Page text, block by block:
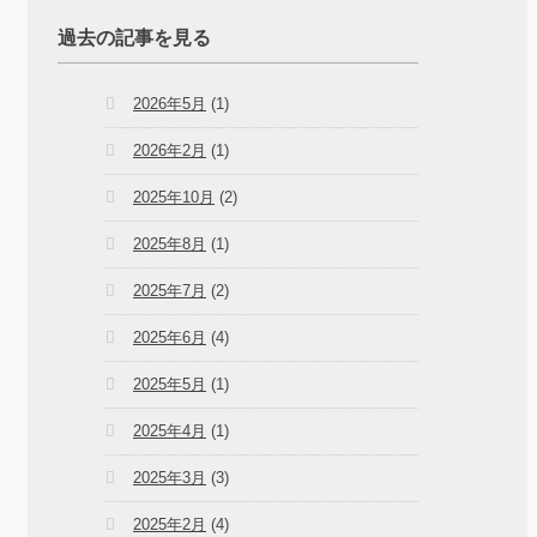
過去の記事を見る
2026年5月 (1)
2026年2月 (1)
2025年10月 (2)
2025年8月 (1)
2025年7月 (2)
2025年6月 (4)
2025年5月 (1)
2025年4月 (1)
2025年3月 (3)
2025年2月 (4)